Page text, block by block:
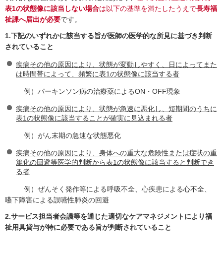
表1の状態像に該当しない場合は以下の基準を満たしたうえで長寿福
祉課へ届出が必要です。
1.下記のいずれかに該当する旨が医師の医学的な所見に基づき判断
されていること
疾病その他の原因により、状態が変動しやすく、日によってまた
は時間帯によって、頻繁に表1の状態像に該当する者
例）パーキンソン病の治療薬によるON・OFF現象
疾病その他の原因により、状態が急速に悪化し、短期間のうちに
表1の状態像に該当することが確実に見込まれる者
例）がん末期の急速な状態悪化
疾病その他の原因により、身体への重大な危険性または症状の重
篤化の回避等医学的判断から表1の状態像に該当すると判断でき
る者
例）ぜんそく発作等による呼吸不全、心疾患による心不全、
嚥下障害による誤嚥性肺炎の回避
2.サービス担当者会議等を通じた適切なケアマネジメントにより福
祉用具貸与が特に必要である旨が判断されていること